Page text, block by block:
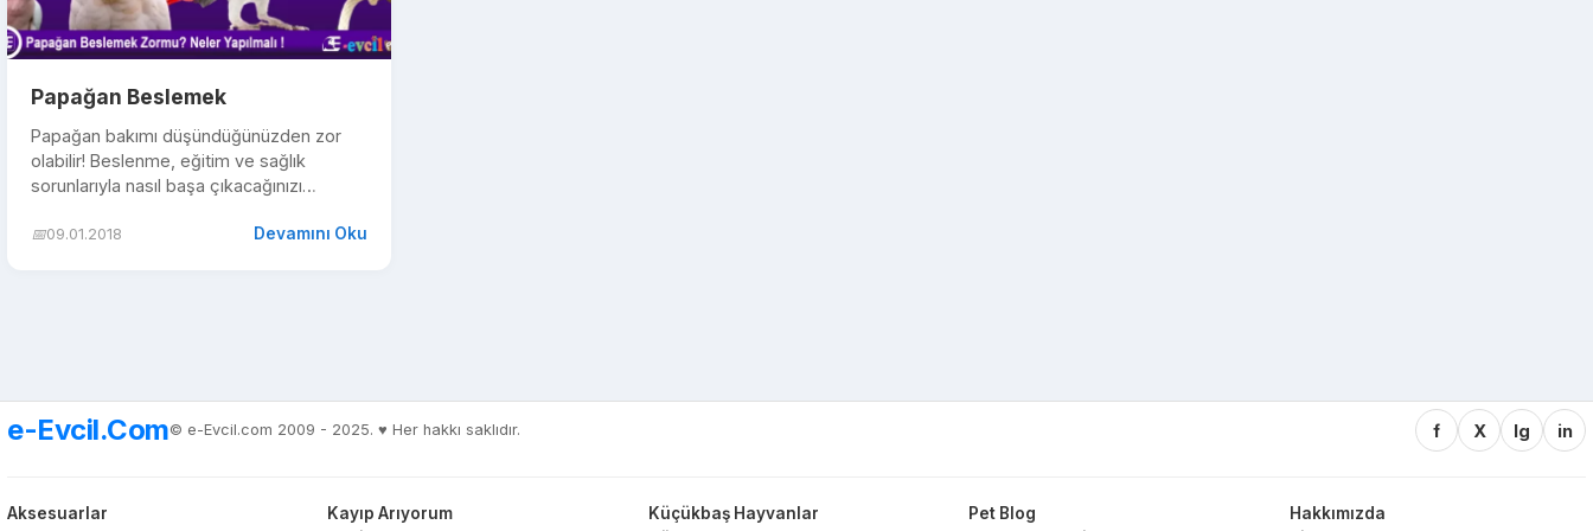
Papağan Beslemek
Papağan bakımı düşündüğünüzden zor
olabilir! Beslenme, eğitim ve sağlık
sorunlarıyla nasıl başa çıkacağınızı
📅09.01.2018 Devamını Oku
e-Evcil.Com© e-Evcil.com 2009 - 2025. ♥️ Her hakkı saklıdır. f X Ig in
Aksesuarlar
Kayıp Arıyorum
Küçükbaş Hayvanlar
Pet Blog
Hakkımızda